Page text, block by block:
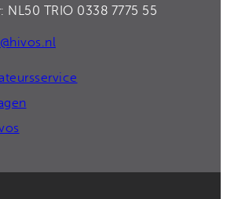
NL50 TRIO 0338 7775 55